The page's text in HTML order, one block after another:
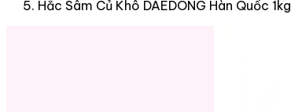
Hắc Sâm Củ Khô DAEDONG Hàn Quốc 1kg